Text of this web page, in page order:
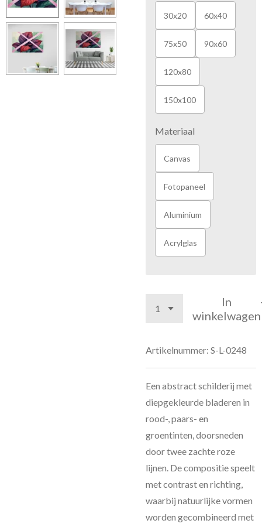
30x20 60x40
75x50 90x60
120x80
150x100
Materiaal
Canvas
Fotopaneel
Aluminium
Acrylglas
In
winkelwagen
Artikelnummer: S-L-0248
Een abstract schilderij met
diepgekleurde bladeren in
rood-, paars- en
groentinten, doorsneden
door twee zachte roze
lijnen. De compositie speelt
met contrast en richting,
waarbij natuurlijke vormen
worden gecombineerd met